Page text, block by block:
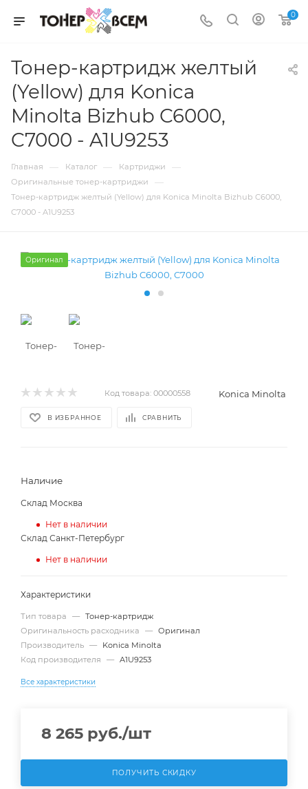
0
Тонер-картридж желтый
(Yellow) для Konica
Minolta Bizhub C6000,
C7000 - A1U9253
Главная — Каталог — Картриджи —
Оригинальные тонер-картриджи —
Тонер-картридж желтый (Yellow) для Konica Minolta Bizhub C6000,
C7000 - A1U9253
Оригинал
Код товара: 00000558 Konica Minolta
В ИЗБРАННОЕ СРАВНИТЬ
Наличие
Склад Москва
Нет в наличии
Склад Санкт-Петербург
Нет в наличии
Характеристики
Тип товара — Тонер-картридж
Оригинальность расходника
— Оригинал
Производитель —
Konica Minolta
Код производителя
— A1U9253
Все характеристики
8 265 руб./шт
ПОЛУЧИТЬ СКИДКУ